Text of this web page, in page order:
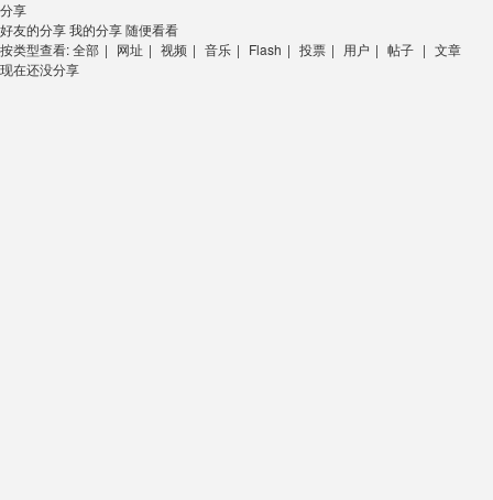
分享
好友的分享我的分享随便看看
按类型查看:全部 | 网址 | 视频 | 音乐 | Flash | 投票 | 用户 | 帖子 | 文章
现在还没分享